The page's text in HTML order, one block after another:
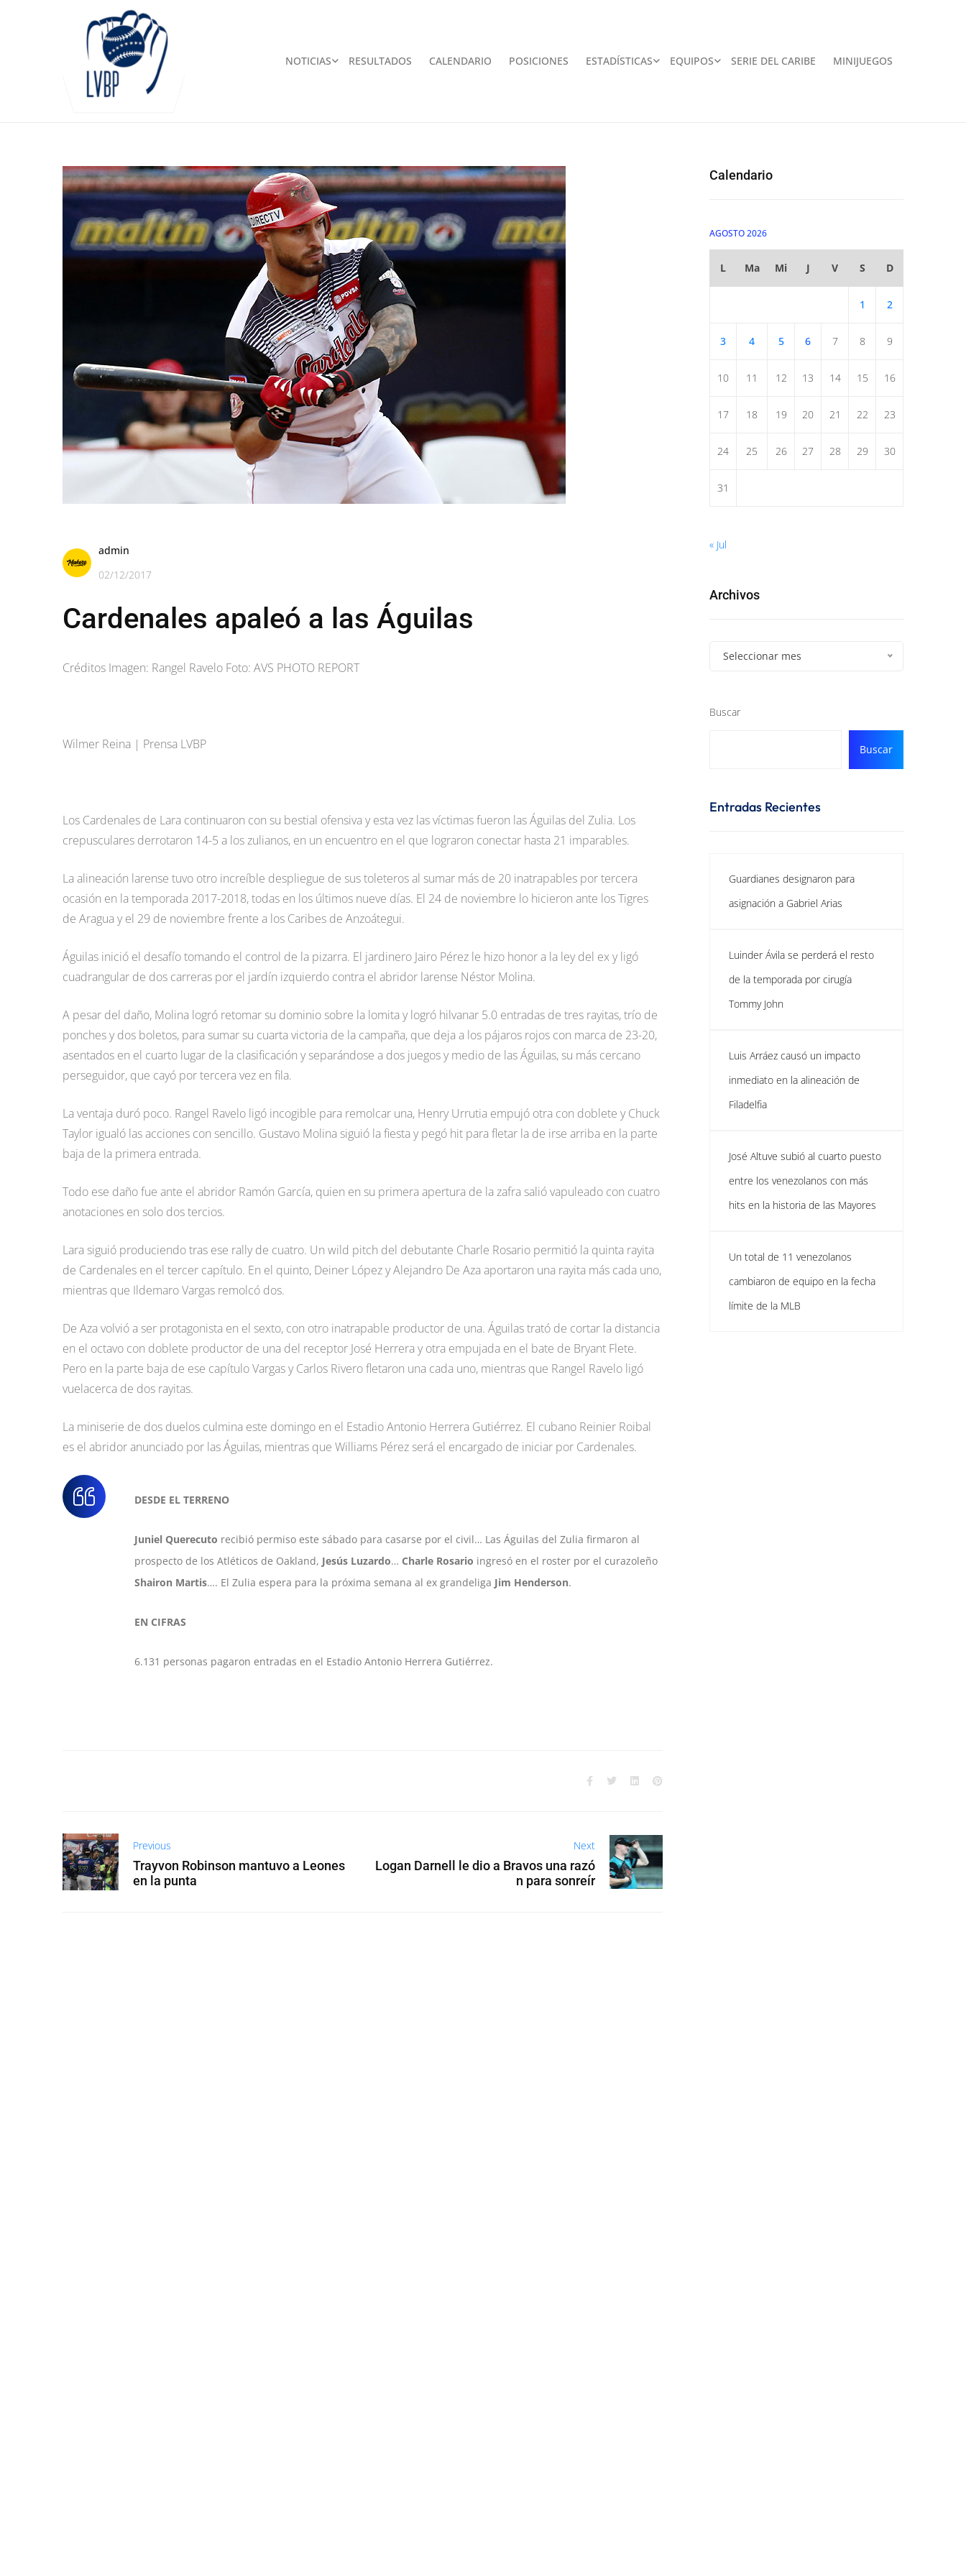
NOTICIAS RESULTADOS CALENDARIO POSICIONES ESTADÍSTICAS EQUIPOS SERIE DEL CARIBE MINIJUEGOS
admin
02/12/2017
Cardenales apaleó a las Águilas
Créditos Imagen: Rangel Ravelo Foto: AVS PHOTO REPORT
Wilmer Reina | Prensa LVBP
Los Cardenales de Lara continuaron con su bestial ofensiva y esta vez las víctimas fueron las Águilas del Zulia. Los
crepusculares derrotaron 14-5 a los zulianos, en un encuentro en el que lograron conectar hasta 21 imparables.
La alineación larense tuvo otro increíble despliegue de sus toleteros al sumar más de 20 inatrapables por tercera
ocasión en la temporada 2017-2018, todas en los últimos nueve días. El 24 de noviembre lo hicieron ante los Tigres
de Aragua y el 29 de noviembre frente a los Caribes de Anzoátegui.
Águilas inició el desafío tomando el control de la pizarra. El jardinero Jairo Pérez le hizo honor a la ley del ex y ligó
cuadrangular de dos carreras por el jardín izquierdo contra el abridor larense Néstor Molina.
A pesar del daño, Molina logró retomar su dominio sobre la lomita y logró hilvanar 5.0 entradas de tres rayitas, trío de
ponches y dos boletos, para sumar su cuarta victoria de la campaña, que deja a los pájaros rojos con marca de 23-20,
asentados en el cuarto lugar de la clasificación y separándose a dos juegos y medio de las Águilas, su más cercano
perseguidor, que cayó por tercera vez en fila.
La ventaja duró poco. Rangel Ravelo ligó incogible para remolcar una, Henry Urrutia empujó otra con doblete y Chuck
Taylor igualó las acciones con sencillo. Gustavo Molina siguió la fiesta y pegó hit para fletar la de irse arriba en la parte
baja de la primera entrada.
Todo ese daño fue ante el abridor Ramón García, quien en su primera apertura de la zafra salió vapuleado con cuatro
anotaciones en solo dos tercios.
Lara siguió produciendo tras ese rally de cuatro. Un wild pitch del debutante Charle Rosario permitió la quinta rayita
de Cardenales en el tercer capítulo. En el quinto, Deiner López y Alejandro De Aza aportaron una rayita más cada uno,
mientras que Ildemaro Vargas remolcó dos.
De Aza volvió a ser protagonista en el sexto, con otro inatrapable productor de una. Águilas trató de cortar la distancia
en el octavo con doblete productor de una del receptor José Herrera y otra empujada en el bate de Bryant Flete.
Pero en la parte baja de ese capítulo Vargas y Carlos Rivero fletaron una cada uno, mientras que Rangel Ravelo ligó
vuelacerca de dos rayitas.
La miniserie de dos duelos culmina este domingo en el Estadio Antonio Herrera Gutiérrez. El cubano Reinier Roibal
es el abridor anunciado por las Águilas, mientras que Williams Pérez será el encargado de iniciar por Cardenales.
DESDE EL TERRENO
Juniel Querecuto recibió permiso este sábado para casarse por el civil… Las Águilas del Zulia firmaron al
prospecto de los Atléticos de Oakland, Jesús Luzardo… Charle Rosario ingresó en el roster por el curazoleño
Shairon Martis…. El Zulia espera para la próxima semana al ex grandeliga Jim Henderson.
EN CIFRAS
6.131 personas pagaron entradas en el Estadio Antonio Herrera Gutiérrez.
Previous
Trayvon Robinson mantuvo a Leones
en la punta
Next
Logan Darnell le dio a Bravos una razó
n para sonreír
Calendario
AGOSTO 2026
L Ma Mi J V S D
1 2
3 4 5 6 7 8 9
10 11 12 13 14 15 16
17 18 19 20 21 22 23
24 25 26 27 28 29 30
31
« Jul
Archivos
Seleccionar mes
Buscar
Buscar
Entradas Recientes
Guardianes designaron para
asignación a Gabriel Arias
Luinder Ávila se perderá el resto
de la temporada por cirugía
Tommy John
Luis Arráez causó un impacto
inmediato en la alineación de
Filadelfia
José Altuve subió al cuarto puesto
entre los venezolanos con más
hits en la historia de las Mayores
Un total de 11 venezolanos
cambiaron de equipo en la fecha
límite de la MLB